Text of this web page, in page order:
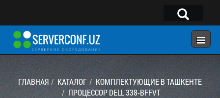
×
Telegram:@serverconf_uz
Тел: (90) 932-18-00
ГЛАВНАЯ КАТАЛОГ
КОМПЛЕКТУЮЩИЕ В ТАШКЕНТЕ
ПРОЦЕССОР DELL 338-BFFVT